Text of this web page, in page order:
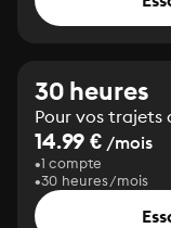
30 heures
Pour vos trajets
14.99 € /mois
1 compte
30 heures/mois